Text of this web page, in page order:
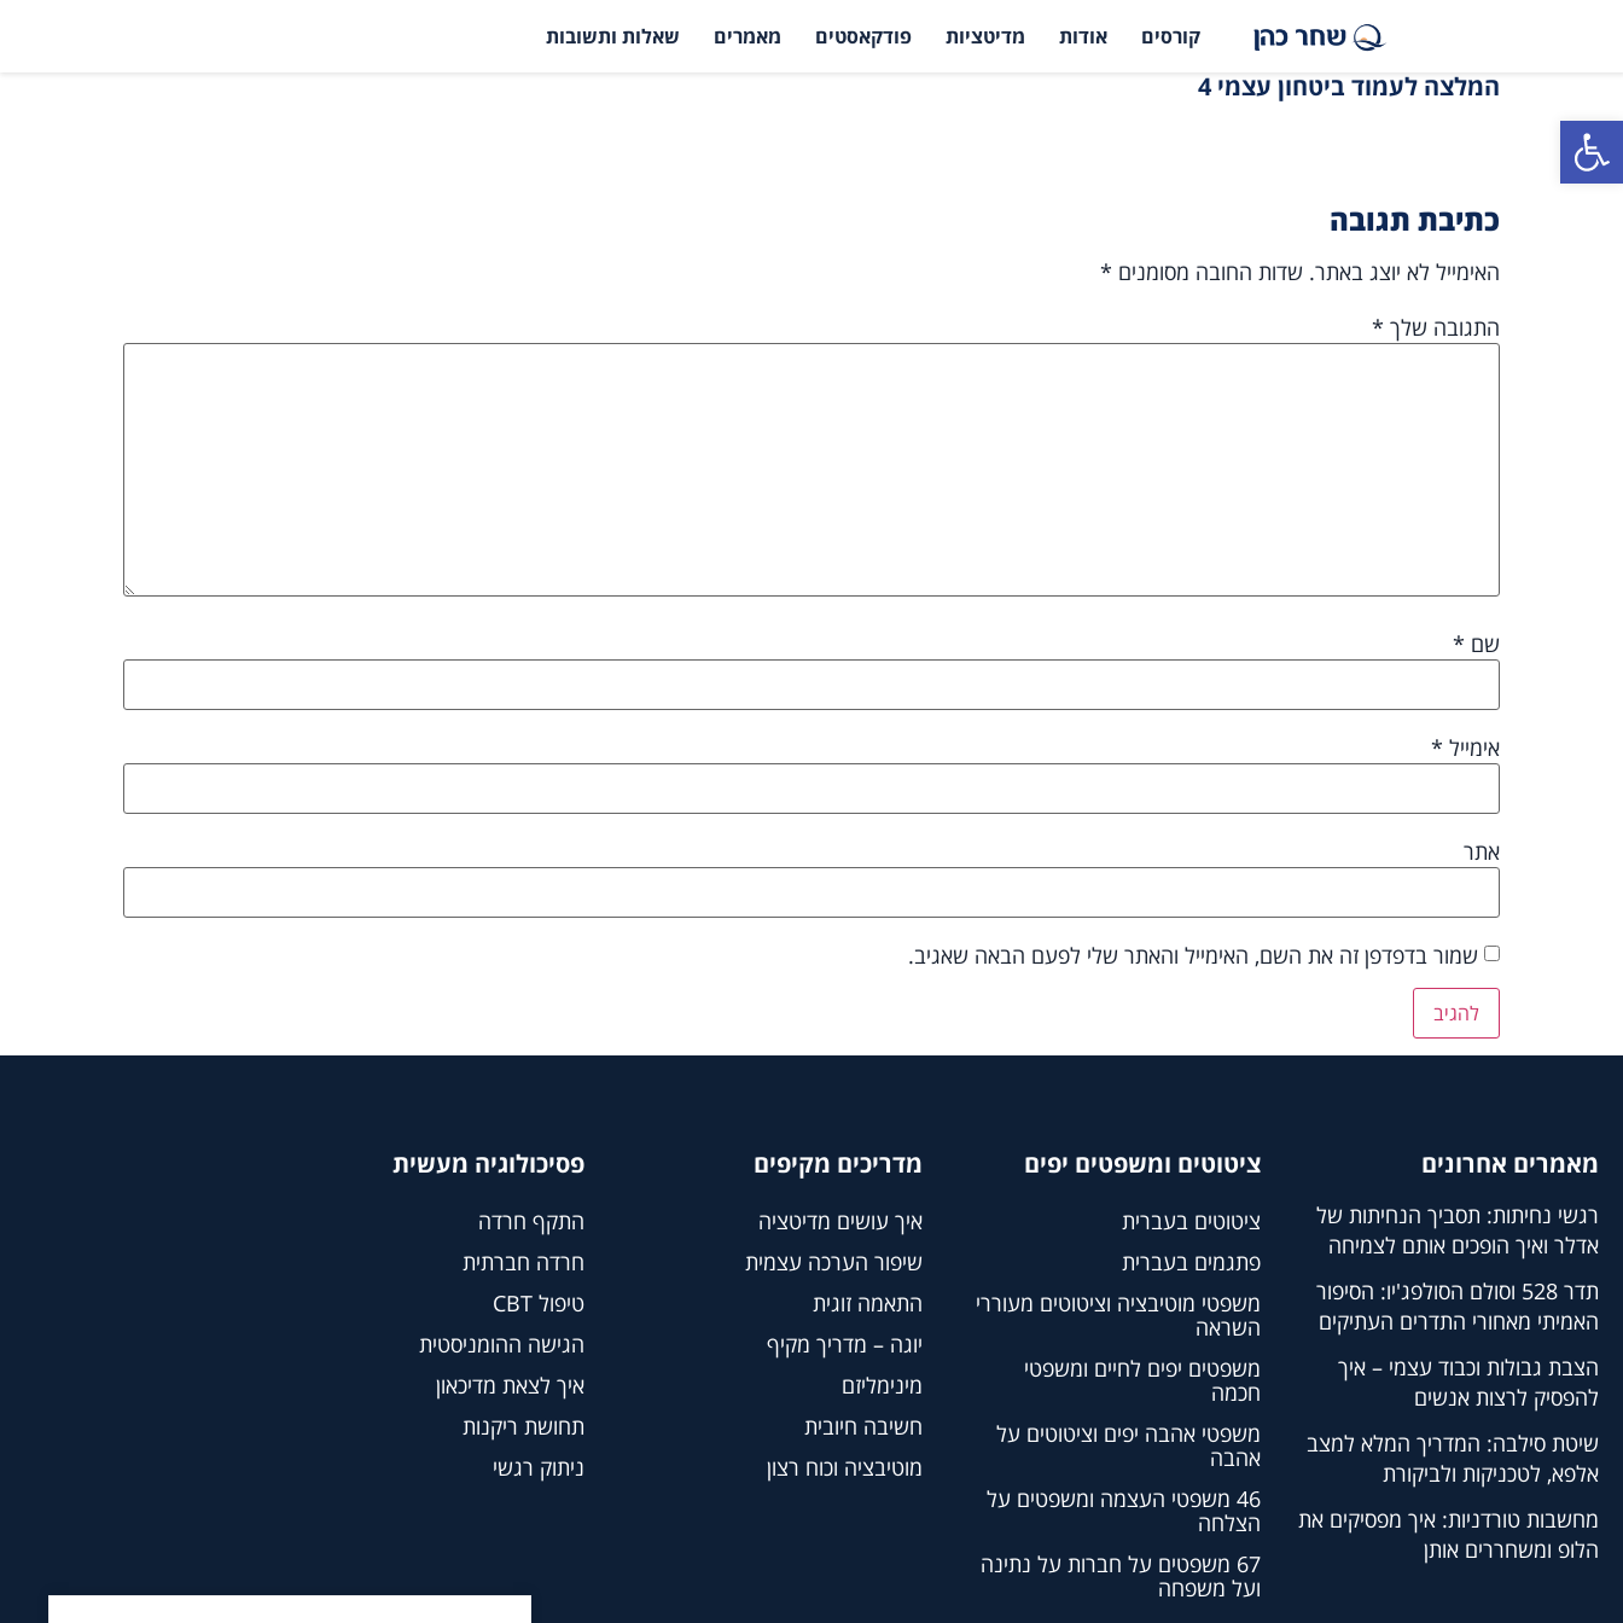
פתח סרגל נגישות
קורסים אודות מדיטציות פודקאסטים מאמרים שאלות ותשובות
המלצה לעמוד ביטחון עצמי 4
כתיבת תגובה
האימייל לא יוצג באתר. שדות החובה מסומנים *
התגובה שלך *
שם *
אימייל *
אתר
שמור בדפדפן זה את השם, האימייל והאתר שלי לפעם הבאה שאגיב.
מאמרים אחרונים
רגשי נחיתות: תסביך הנחיתות של
אדלר ואיך הופכים אותם לצמיחה
תדר 528 וסולם הסולפג'יו: הסיפור
האמיתי מאחורי התדרים העתיקים
הצבת גבולות וכבוד עצמי – איך
להפסיק לרצות אנשים
שיטת סילבה: המדריך המלא למצב
אלפא, לטכניקות ולביקורת
מחשבות טורדניות: איך מפסיקים את
הלופ ומשחררים אותן
ציטוטים ומשפטים יפים
ציטוטים בעברית
פתגמים בעברית
משפטי מוטיבציה וציטוטים מעוררי
השראה
משפטים יפים לחיים ומשפטי
חכמה
משפטי אהבה יפים וציטוטים על
אהבה
46 משפטי העצמה ומשפטים על
הצלחה
67 משפטים על חברות על נתינה
ועל משפחה
מדריכים מקיפים
איך עושים מדיטציה
שיפור הערכה עצמית
התאמה זוגית
יוגה – מדריך מקיף
מינימליזם
חשיבה חיובית
מוטיבציה וכוח רצון
פסיכולוגיה מעשית
התקף חרדה
חרדה חברתית
טיפול CBT
הגישה ההומניסטית
איך לצאת מדיכאון
תחושת ריקנות
ניתוק רגשי